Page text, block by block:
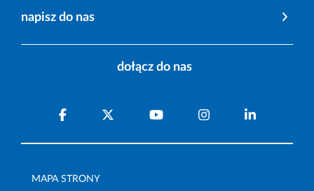
napisz do nas
dołącz do nas
MAPA STRONY